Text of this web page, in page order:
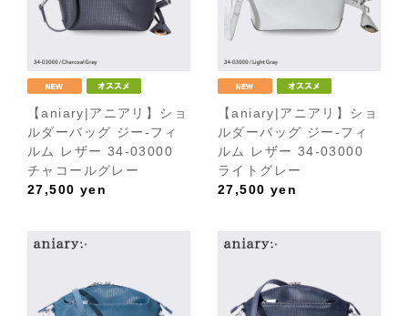
【aniary|アニアリ】ショ
ルダーバッグ ジー-フィ
ルム レザー 34-03000
チャコールグレー
27,500 yen
【aniary|アニアリ】ショ
ルダーバッグ ジー-フィ
ルム レザー 34-03000
ライトグレー
27,500 yen